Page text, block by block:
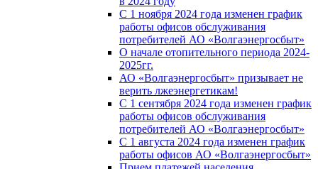
С 1 ноября 2024 года изменен график
работы офисов обслуживания
потребителей АО «Волгаэнергосбыт»
О начале отопительного периода 2024-
2025гг.
АО «Волгаэнергосбыт» призывает не
верить лжеэнергетикам!
С 1 сентября 2024 года изменен график
работы офисов обслуживания
потребителей АО «Волгаэнергосбыт»
С 1 августа 2024 года изменен график
работы офисов АО «Волгаэнергосбыт»